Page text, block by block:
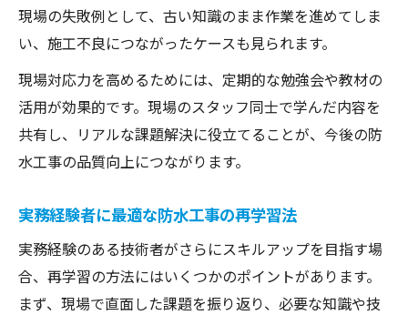
現場の失敗例として、古い知識のまま作業を進めてしま
い、施工不良につながったケースも見られます。
現場対応力を高めるためには、定期的な勉強会や教材の
活用が効果的です。現場のスタッフ同士で学んだ内容を
共有し、リアルな課題解決に役立てることが、今後の防
水工事の品質向上につながります。
実務経験者に最適な防水工事の再学習法
実務経験のある技術者がさらにスキルアップを目指す場
合、再学習の方法にはいくつかのポイントがあります。
まず、現場で直面した課題を振り返り、必要な知識や技